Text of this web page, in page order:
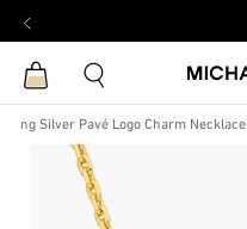
Silver Pavé Logo Charm Necklace